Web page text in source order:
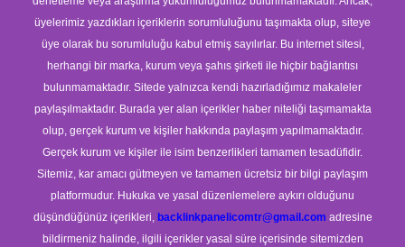
üyelerimiz yazdıkları içeriklerin sorumluluğunu taşımakta olup, siteye
üye olarak bu sorumluluğu kabul etmiş sayılırlar. Bu internet sitesi,
herhangi bir marka, kurum veya şahıs şirketi ile hiçbir bağlantısı
bulunmamaktadır. Sitede yalnızca kendi hazırladığımız makaleler
paylaşılmaktadır. Burada yer alan içerikler haber niteliği taşımamakta
olup, gerçek kurum ve kişiler hakkında paylaşım yapılmamaktadır.
Gerçek kurum ve kişiler ile isim benzerlikleri tamamen tesadüfidir.
Sitemiz, kar amacı gütmeyen ve tamamen ücretsiz bir bilgi paylaşım
platformudur. Hukuka ve yasal düzenlemelere aykırı olduğunu
düşündüğünüz içerikleri, backlinkpanelicomtr@gmail.com adresine
bildirmeniz halinde, ilgili içerikler yasal süre içerisinde sitemizden